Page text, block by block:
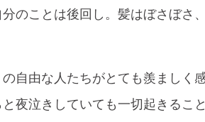
のことは後回し。髪はぼさぼさ
自由な人たちがとても羨ましく
夜泣きしていても一切起きるこ